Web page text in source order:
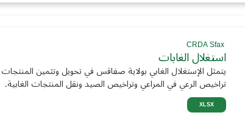
استغلال الغابات
يتمثل الإستغلال الغابي بولاية صفاقس في تحويل وتثمين
تراخيص الرعي في المراعي وتراخيص الصيد ونقل المنتجات الغابية.
XLSX